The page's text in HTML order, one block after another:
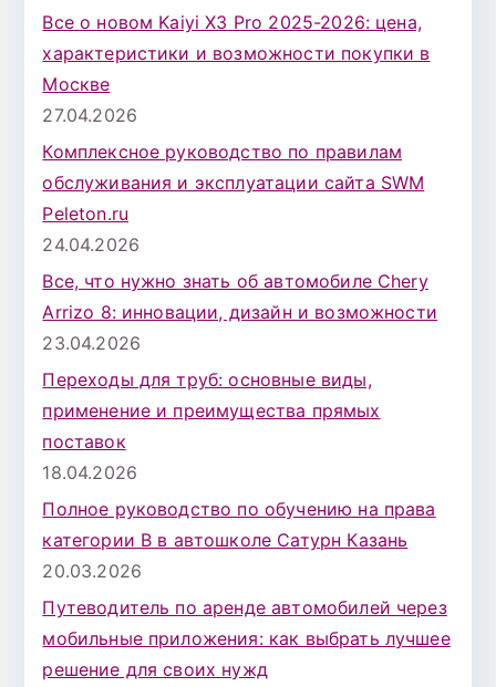
Все о новом Kaiyi X3 Pro 2025-2026: цена,
характеристики и возможности покупки в
Москве
27.04.2026
Комплексное руководство по правилам
обслуживания и эксплуатации сайта SWM
Peleton.ru
24.04.2026
Все, что нужно знать об автомобиле Chery
Arrizo 8: инновации, дизайн и возможности
23.04.2026
Переходы для труб: основные виды,
применение и преимущества прямых
поставок
18.04.2026
Полное руководство по обучению на права
категории B в автошколе Сатурн Казань
20.03.2026
Путеводитель по аренде автомобилей через
мобильные приложения: как выбрать лучшее
решение для своих нужд